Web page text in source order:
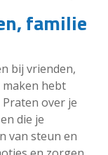
familie
bij vrienden,
hebt
over je
die je
van steun en